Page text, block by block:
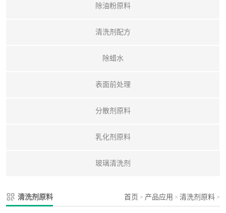
除油粉原料
清洗剂配方
除蜡水
表面前处理
分散剂原料
乳化剂原料
玻璃清洗剂
清洗剂原料 首页 > 产品应用 > 清洗剂原料 >